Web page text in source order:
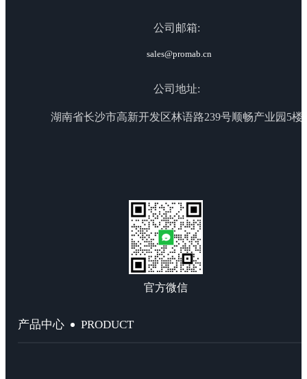
公司邮箱:
sales@promab.cn
公司地址:
湖南省长沙市高新开发区林语路239号顺畅产业园5楼
官方微信
产品中心 PRODUCT